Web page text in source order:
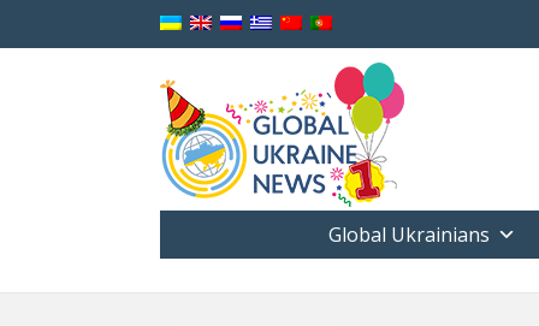
Global Ukrainians